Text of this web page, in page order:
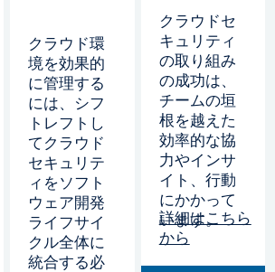
クラウド環
境を効果的
に管理する
には、シフ
トレフトし
てクラウド
セキュリテ
ィをソフト
ウェア開発
ライフサイ
クル全体に
統合する必
クラウドセ
キュリティ
の取り組み
の成功は、
チームの垣
根を越えた
効率的な協
力やインサ
イト、行動
にかかって
います。
詳細はこちら
から